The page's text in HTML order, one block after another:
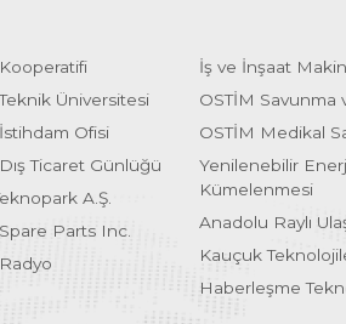
Üniversitesi
Ofisi
Ticaret Günlüğü
A.Ş.
Parts Inc.
İş ve İnşaat
OSTİM Savunma
OSTİM Medikal
Yenilenebilir
Kümelenmesi
Anadolu Raylı
Kauçuk
Haberleşme